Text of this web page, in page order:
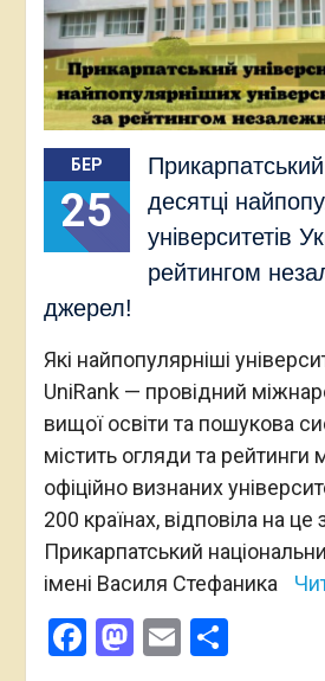
БЕР
25
десятці
університетів
рейтингом
джерел!
Які найпопулярніші
UniRank — провідний
вищої освіти та пошукова
містить огляди та
офіційно визнаних
200 країнах, відповіла на це
Прикарпатський
імені Василя Стефаника
Facebook
Mastodon
Email